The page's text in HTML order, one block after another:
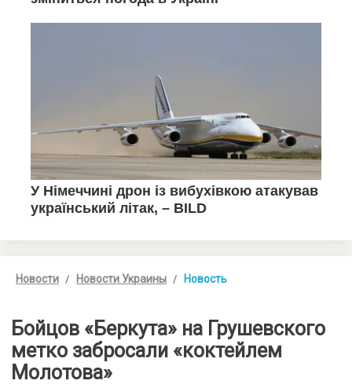
Новости Новости Украины Новость
Бойцов «Беркута» на Грушевского
метко забросали «коктейлем
Молотова»